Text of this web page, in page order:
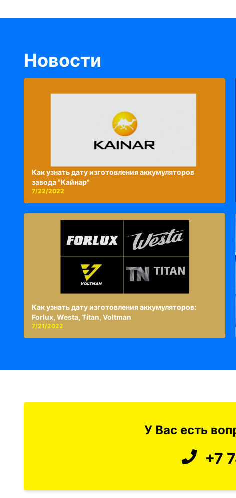
Новости
Как узнать дату изготовления аккумуляторов
завода "Кайнар"
7/22/2022
Как узнать дату изготовления аккумуляторов:
Forlux, Westa, Titan, Voltman
7/21/2022
У Вас есть
+7